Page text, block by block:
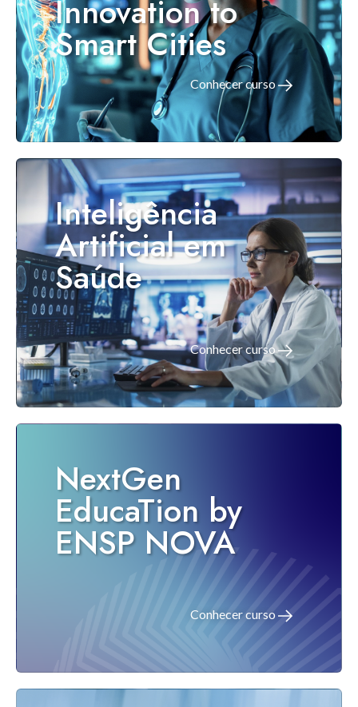
Innovation to
Smart Cities
Conhecer curso
Inteligência
Artificial em
Saúde
Conhecer curso
NextGen
EducaTion by
ENSP NOVA
Conhecer curso